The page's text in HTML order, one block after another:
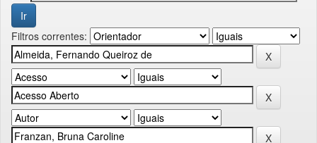
Filtros correntes: